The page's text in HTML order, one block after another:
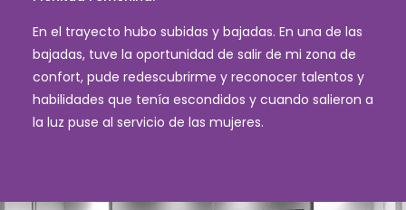
En el trayecto hubo subidas y bajadas. En una de las
bajadas, tuve la oportunidad de salir de mi zona de
confort, pude redescubrirme y reconocer talentos y
habilidades que tenía escondidos y cuando salieron a
la luz puse al servicio de las mujeres.